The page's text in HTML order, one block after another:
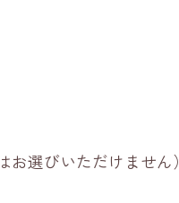
選びいただけません）